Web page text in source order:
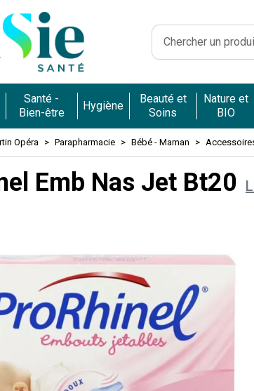
Santé -
Bien-être
Hygiène
Beauté et
Soins
Nature et
BIO
Opéra Parapharmacie Bébé - Maman
Emb Nas Jet Bt20